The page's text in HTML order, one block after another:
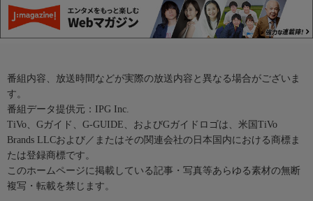
番組内容、放送時間などが実際の放送内容と異なる場合がございま
す。
番組データ提供元：IPG Inc.
TiVo、Gガイド、G-GUIDE、およびGガイドロゴは、米国TiVo
Brands LLCおよび／またはその関連会社の日本国内における商標ま
たは登録商標です。
このホームページに掲載している記事・写真等あらゆる素材の無断
複写・転載を禁じます。